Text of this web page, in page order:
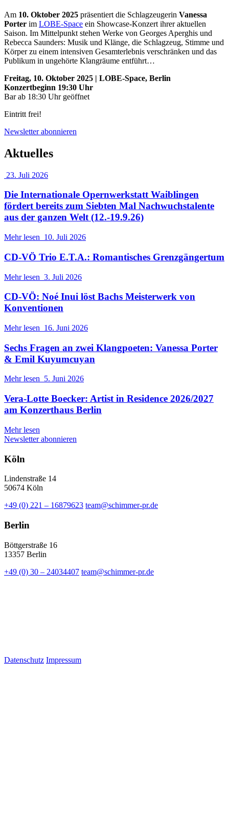
Am 10. Oktober 2025 präsentiert die Schlagzeugerin Vanessa
Porter im LOBE-Space ein Showcase-Konzert ihrer aktuellen
Saison. Im Mittelpunkt stehen Werke von Georges Aperghis und
Rebecca Saunders: Musik und Klänge, die Schlagzeug, Stimme und
Körper zu einem intensiven Gesamterlebnis verschränken und das
Publikum in ungehörte Klangräume entführt…
Freitag, 10. Oktober 2025 | LOBE-Space, Berlin
Konzertbeginn 19:30 Uhr
Bar ab 18:30 Uhr geöffnet
Eintritt frei!
Newsletter abonnieren
Aktuelles
23. Juli 2026
Die Internationale Opernwerkstatt Waiblingen
fördert bereits zum Siebten Mal Nachwuchstalente
aus der ganzen Welt (12.-19.9.26)
Mehr lesen 10. Juli 2026
CD-VÖ Trio E.T.A.: Romantisches Grenzgängertum
Mehr lesen 3. Juli 2026
CD-VÖ: Noé Inui löst Bachs Meisterwerk von
Konventionen
Mehr lesen 16. Juni 2026
Sechs Fragen an zwei Klangpoeten: Vanessa Porter
& Emil Kuyumcuyan
Mehr lesen 5. Juni 2026
Vera-Lotte Boecker: Artist in Residence 2026/2027
am Konzerthaus Berlin
Mehr lesen
Newsletter abonnieren
Köln
Lindenstraße 14
50674 Köln
+49 (0) 221 – 16879623 team@schimmer-pr.de
Berlin
Böttgerstraße 16
13357 Berlin
+49 (0) 30 – 24034407 team@schimmer-pr.de
Datenschutz Impressum